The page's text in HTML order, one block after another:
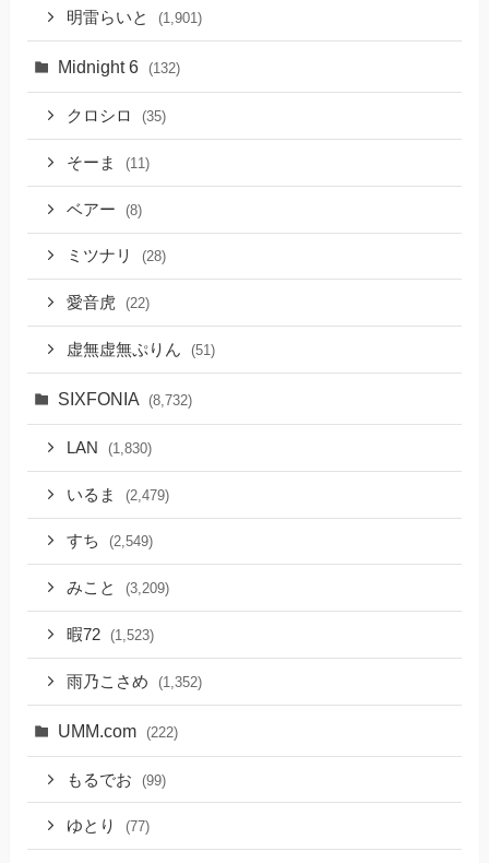
明雷らいと (1,901)
Midnight 6 (132)
クロシロ (35)
そーま (11)
ベアー (8)
ミツナリ (28)
愛音虎 (22)
虚無虚無ぷりん (51)
SIXFONIA (8,732)
LAN (1,830)
いるま (2,479)
すち (2,549)
みこと (3,209)
暇72 (1,523)
雨乃こさめ (1,352)
UMM.com (222)
もるでお (99)
ゆとり (77)